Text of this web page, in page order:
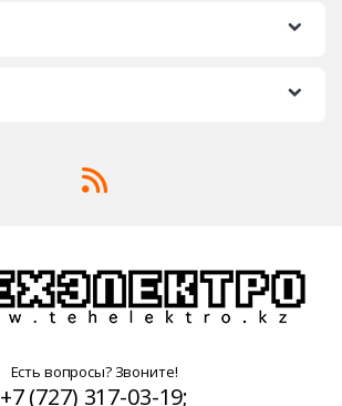
Есть вопросы? Звоните!
+7 (727) 317-03-19;